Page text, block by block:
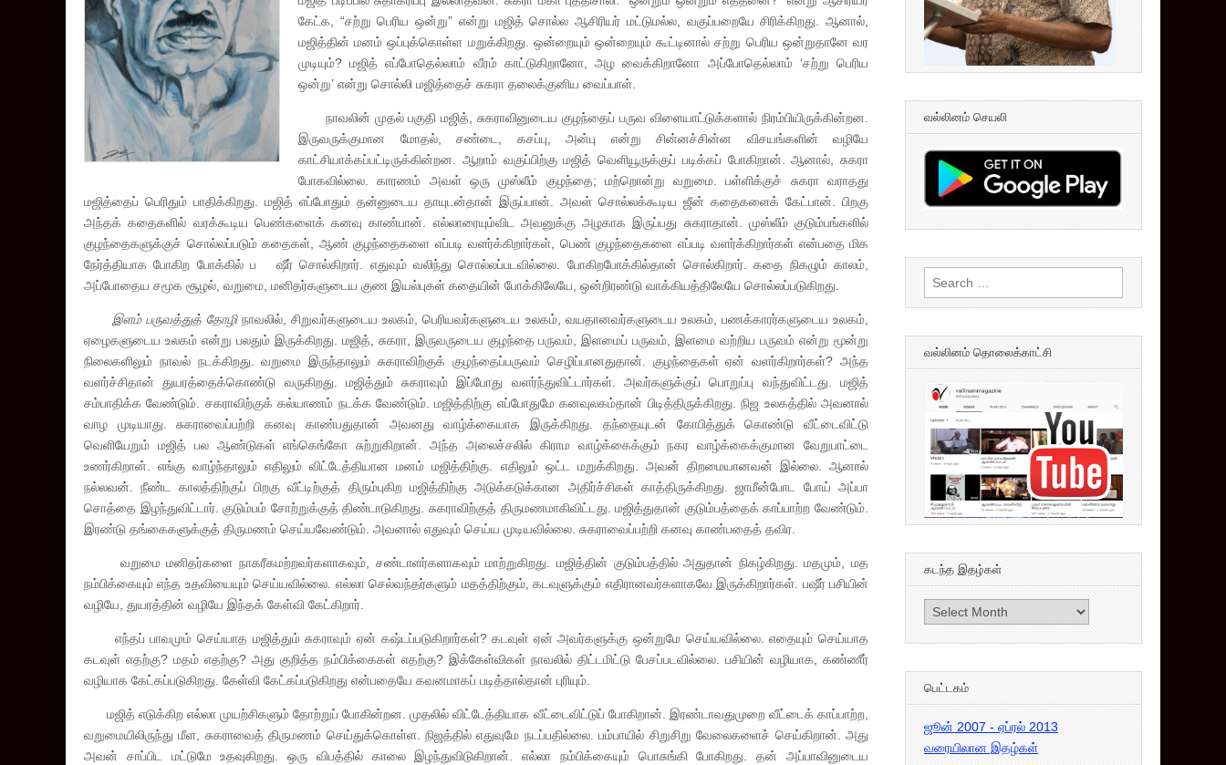
கேட்க, “சற்று பெரிய ஒன்று” என்று மஜித் சொல்ல ஆசிரியர் மட்டுமல்ல, வகுப்பறையே சிரிக்கிறது. ஆனால்,
மஜித்தின் மனம் ஒப்புக்கொள்ள மறுக்கிறது. ஒன்றையும் ஒன்றையும் கூட்டினால் சற்று பெரிய ஒன்றுதானே வர
முடியும்? மஜித் எப்போதெல்லாம் வீரம் காட்டுகிறானோ, அழ வைக்கிறானோ அப்போதெல்லாம் ‘சற்று பெரிய
ஒன்று’ என்று சொல்லி மஜித்தைச் சுகரா தலைக்குனிய வைப்பாள்.
நாவலின் முதல் பகுதி மஜித், சுகராவினுடைய குழந்தைப் பருவ விளையாட்டுக்களால் நிரம்பியிருக்கின்றன.
இருவருக்குமான மோதல், சண்டை, கசப்பு, அன்பு என்று சின்னச்சின்ன விசயங்களின் வழியே
காட்சியாக்கப்பட்டிருக்கின்றன. ஆறாம் வகுப்பிற்கு மஜித் வெளியூருக்குப் படிக்கப் போகிறான். ஆனால், சுகரா
போகவில்லை. காரணம் அவள் ஒரு முஸ்லீம் குழந்தை; மற்றொன்று வறுமை. பள்ளிக்குச் சுகரா வராதது
மஜித்தைப் பெரிதும் பாதிக்கிறது. மஜித் எப்போதும் தன்னுடைய தாயுடன்தான் இருப்பான். அவள் சொல்லக்கூடிய ஜீன் கதைகளைக் கேட்பான். பிறகு
அந்தக் கதைகளில் வரக்கூடிய பெண்களைக் கனவு காண்பான். எல்லாரையும்விட அவனுக்கு அழகாக இருப்பது சுகராதான். முஸ்லீம் குடும்பங்களில்
குழந்தைகளுக்குச் சொல்லப்படும் கதைகள், ஆண் குழந்தைகளை எப்படி வளர்க்கிறார்கள், பெண் குழந்தைகளை எப்படி வளர்க்கிறார்கள் என்பதை மிக
நேர்த்தியாக போகிற போக்கில் ப ஷீர் சொல்கிறார். எதுவும் வலிந்து சொல்லப்படவில்லை. போகிறபோக்கில்தான் சொல்கிறார். கதை நிகழும் காலம்,
அப்போதைய சமூக சூழல், வறுமை, மனிதர்களுடைய குண இயல்புகள் கதையின் போக்கிலேயே, ஒன்றிரண்டு வாக்கியத்திலேயே சொல்லப்படுகிறது.
இளம் பருவத்துத் தோழிநாவலில், சிறுவர்களுடைய உலகம், பெரியவர்களுடைய உலகம், வயதானவர்களுடைய உலகம், பணக்காரர்களுடைய உலகம்,
ஏழைகளுடைய உலகம் என்று பலதும் இருக்கிறது. மஜித், சுகரா, இருவருடைய குழந்தை பருவம், இளமைப் பருவம், இளமை வற்றிய பருவம் என்று மூன்று
நிலைகளிலும் நாவல் நடக்கிறது. வறுமை இருந்தாலும் சுகராவிற்குக் குழந்தைப்பருவம் செழிப்பானதுதான். குழந்தைகள் ஏன் வளர்கிறார்கள்? அந்த
வளர்ச்சிதான் துயரத்தைக்கொண்டு வருகிறது. மஜித்தும் சுகராவும் இப்போது வளர்ந்துவிட்டார்கள். அவர்களுக்குப் பொறுப்பு வந்துவிட்டது. மஜித்
சம்பாதிக்க வேண்டும். சகராவிற்குக் கல்யாணம் நடக்க வேண்டும். மஜித்திற்கு எப்போதுமே கனவுலகம்தான் பிடித்திருக்கிறது. நிஜ உலகத்தில் அவனால்
வாழ முடியாது. சுகராவைப்பற்றி கனவு காண்பதுதான் அவனது வாழ்க்கையாக இருக்கிறது. தந்தையுடன் கோபித்துக் கொண்டு வீட்டைவிட்டு
வெளியேறும் மஜித் பல ஆண்டுகள் எங்கெங்கோ சுற்றுகிறான். அந்த அலைச்சலில் கிராம வாழ்க்கைக்கும் நகர வாழ்க்கைக்குமான வேறுபாட்டை
உணர்கிறான். எங்கு வாழ்ந்தாலும் எதிலும் விட்டேத்தியான மனம் மஜித்திற்கு. எதிலும் ஒட்ட மறுக்கிறது. அவன் திறமையானவன் இல்லை. ஆனால்
நல்லவன். நீண்ட காலத்திற்குப் பிறகு வீட்டிற்குத் திரும்புகிற மஜித்திற்கு அடுக்கடுக்கான அதிர்ச்சிகள் காத்திருக்கிறது. ஜாமீன்போட போய் அப்பா
சொத்தை இழந்துவிட்டார். குடும்பம் சோற்றுக்குத் திண்டாடுகிறது. சுகராவிற்குத் திருமணமாகிவிட்டது. மஜித்துதான் குடும்பத்தைக் காப்பாற்ற வேண்டும்.
இரண்டு தங்கைகளுக்குத் திருமணம் செய்யவேண்டும். அவனால் எதுவும் செய்ய முடியவில்லை. சுகராவைப்பற்றி கனவு காண்பதைத் தவிர.
வறுமை மனிதர்களை நாகரீகமற்றவர்களாகவும், சண்டாளர்களாகவும் மாற்றுகிறது. மஜித்தின் குடும்பத்தில் அதுதான் நிகழ்கிறது. மதமும், மத
நம்பிக்கையும் எந்த உதவியையும் செய்யவில்லை. எல்லா செல்வந்தர்களும் மதத்திற்கும், கடவுளுக்கும் எதிரானவர்களாகவே இருக்கிறார்கள். பஷீர் பசியின்
வழியே, துயரத்தின் வழியே இந்தக் கேள்வி கேட்கிறார்.
எந்தப் பாவமும் செய்யாத மஜித்தும் சுகராவும் ஏன் கஷ்டப்படுகிறார்கள்? கடவுள் ஏன் அவர்களுக்கு ஒன்றுமே செய்யவில்லை. எதையும் செய்யாத
கடவுள் எதற்கு? மதம் எதற்கு? அது குறித்த நம்பிக்கைகள் எதற்கு? இக்கேள்விகள் நாவலில் திட்டமிட்டு பேசப்படவில்லை. பசியின் வழியாக, கண்ணீர்
வழியாக கேட்கப்படுகிறது. கேள்வி கேட்கப்படுகிறது என்பதையே கவனமாகப் படித்தால்தான் புரியும்.
மஜித் எடுக்கிற எல்லா முயற்சிகளும் தோற்றுப் போகின்றன. முதலில் விட்டேத்தியாக வீட்டைவிட்டுப் போகிறான். இரண்டாவதுமுறை வீட்டைக் காப்பாற்ற,
வறுமையிலிருந்து மீள, சுகராவைத் திருமணம் செய்துக்கொள்ள. நிஜத்தில் எதுவுமே நடப்பதில்லை. பம்பாயில் சிறுசிறு வேலைகளைச் செய்கிறான். அது
அவன் சாப்பிட மட்டுமே உதவுகிறது. ஒரு விபத்தில் காலை இழந்துவிடுகிறான். எல்லா நம்பிக்கையும் பொசுங்கி போகிறது. தன் அப்பாவினுடைய
வல்லினம் செயலி
Search
for:
வல்லினம் தொலைக்காட்சி
கடந்த இதழ்கள்
கடந்த
இதழ்கள்
பெட்டகம்
ஜூன் 2007 - ஏப்ரல் 2013
வரையிலான இதழ்கள்